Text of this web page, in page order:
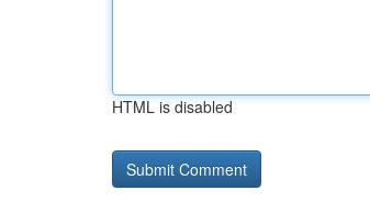
HTML is disabled